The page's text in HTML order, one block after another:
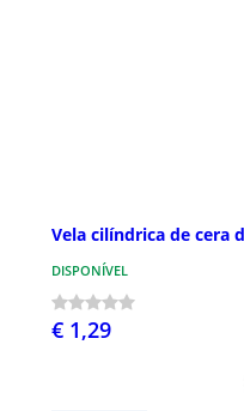
Vela cilíndrica de cera
DISPONÍVEL
€ 1,29